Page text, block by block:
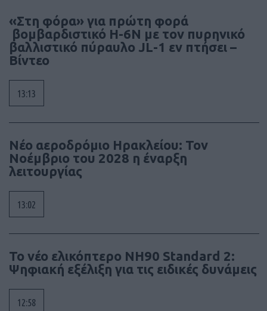
«Στη φόρα» για πρώτη φορά
βομβαρδιστικό H-6N με τον πυρηνικό
βαλλιστικό πύραυλο JL-1 εν πτήσει –
Βίντεο
13:13
Νέο αεροδρόμιο Ηρακλείου: Τον
Νοέμβριο του 2028 η έναρξη
λειτουργίας
13:02
To νέο ελικόπτερο NH90 Standard 2:
Ψηφιακή εξέλιξη για τις ειδικές δυνάμεις
12:58